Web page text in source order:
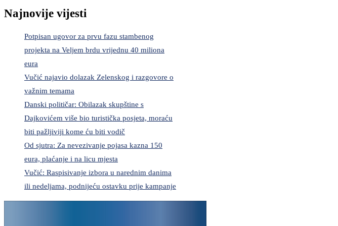
Najnovije vijesti
Potpisan ugovor za prvu fazu stambenog
projekta na Veljem brdu vrijednu 40 miliona
eura
Vučić najavio dolazak Zelenskog i razgovore o
važnim temama
Danski političar: Obilazak skupštine s
Dajkovićem više bio turistička posjeta, moraću
biti pažljiviji kome ću biti vodič
Od sjutra: Za nevezivanje pojasa kazna 150
eura, plaćanje i na licu mjesta
Vučić: Raspisivanje izbora u narednim danima
ili nedeljama, podnijeću ostavku prije kampanje